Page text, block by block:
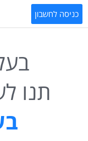
כניסה לחשבון
תנו